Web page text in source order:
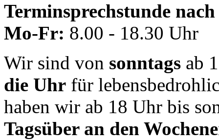
Terminsprechstunde
Mo-Fr: 8.00 - 18.30 Uhr
Wir sind von sonntags ab
die Uhr für
haben wir ab 18 Uhr bis
Tagsüber an den